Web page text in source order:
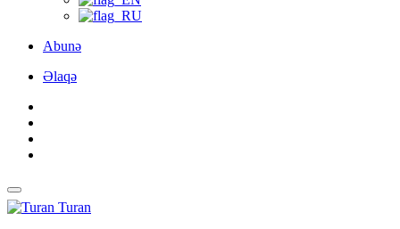
Abunə
Əlaqə
Turan